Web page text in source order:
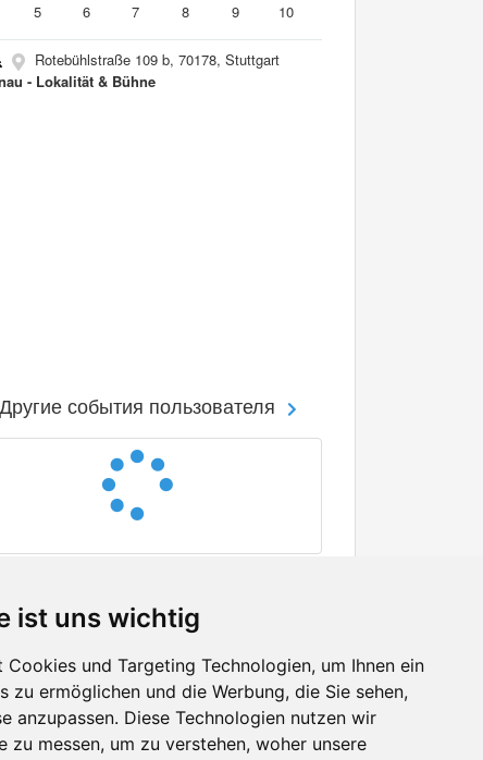
ist uns wichtig
und Targeting Technologien, um Ihnen ein
zu ermöglichen und die Werbung, die Sie sehen,
anzupassen. Diese Technologien nutzen wir
zu messen, um zu verstehen, woher unsere
5 6 7 8 9 10
Rotebühlstraße 109 b, 70178, Stuttgart
- Lokalität & Bühne
Другие события пользователя
Facebook
Twitter